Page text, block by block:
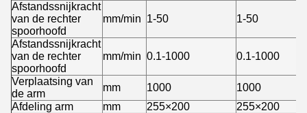
Afstandssnijkracht
van de rechter
spoorhoofd
mm/min 1-50 1-50
Afstandssnijkracht
van de rechter
spoorhoofd
mm/min 0.1-1000 0.1-1000
Verplaatsing van
de arm
mm 1000
1000
Afdeling arm
mm 255×200
255×200